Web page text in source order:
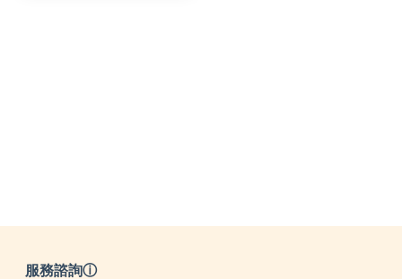
服務諮詢ⓘ